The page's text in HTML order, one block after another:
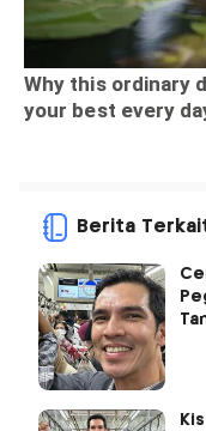
Berita